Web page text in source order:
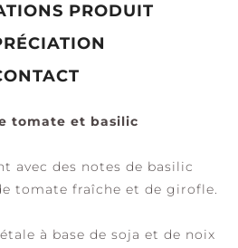
PRODUIT
tomate et basilic
avec des notes de basilic
tomate fraîche et de girofle.
à base de soja et de noix